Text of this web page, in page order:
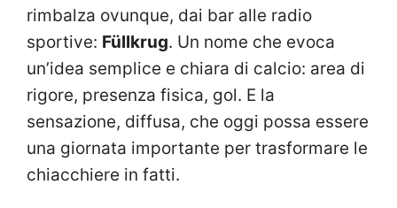
rimbalza ovunque, dai bar alle radio
sportive: Füllkrug. Un nome che evoca
un’idea semplice e chiara di calcio: area di
rigore, presenza fisica, gol. E la
sensazione, diffusa, che oggi possa essere
una giornata importante per trasformare le
chiacchiere in fatti.